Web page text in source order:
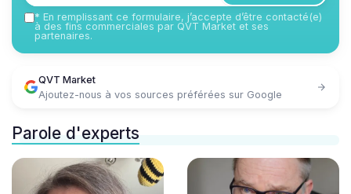
* En remplissant ce formulaire, j’accepte d’être contacté(e)
à des fins commerciales par QVT Market et ses
partenaires.
QVT Market
Ajoutez-nous à vos sources préférées sur Google
Parole d'experts